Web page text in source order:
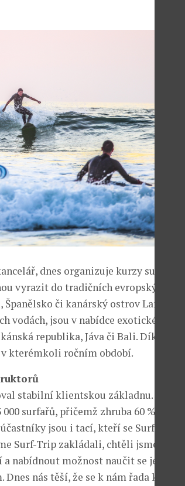
dnes organizuje kurzy surfování
vyrazit do tradičních evropských
či kanárský ostrov Lanzarote.
vodách, jsou v nabídce exotické
republika, Jáva či Bali. Díky
kterémkoli ročním období.
stabilní klientskou základnu.
surfařů, přičemž zhruba 60 %
jsou i tací, kteří se Surf-
Surf-Trip zakládali, chtěli jsme
nabídnout možnost naučit se jezdit na
nás těší, že se k nám řada klientů